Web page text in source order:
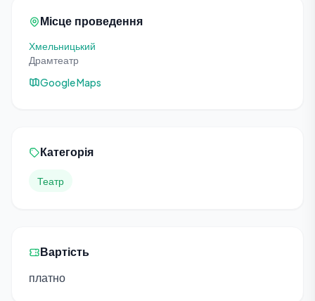
Місце проведення
Хмельницький
Драмтеатр
Google Maps
Категорія
Театр
Вартість
платно